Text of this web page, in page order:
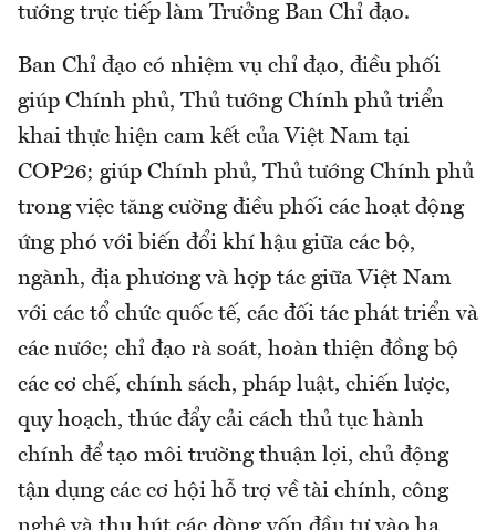
tướng trực tiếp làm Trưởng Ban Chỉ đạo.
Ban Chỉ đạo có nhiệm vụ chỉ đạo, điều phối
giúp Chính phủ, Thủ tướng Chính phủ triển
khai thực hiện cam kết của Việt Nam tại
COP26; giúp Chính phủ, Thủ tướng Chính phủ
trong việc tăng cường điều phối các hoạt động
ứng phó với biến đổi khí hậu giữa các bộ,
ngành, địa phương và hợp tác giữa Việt Nam
với các tổ chức quốc tế, các đối tác phát triển và
các nước; chỉ đạo rà soát, hoàn thiện đồng bộ
các cơ chế, chính sách, pháp luật, chiến lược,
quy hoạch, thúc đẩy cải cách thủ tục hành
chính để tạo môi trường thuận lợi, chủ động
tận dụng các cơ hội hỗ trợ về tài chính, công